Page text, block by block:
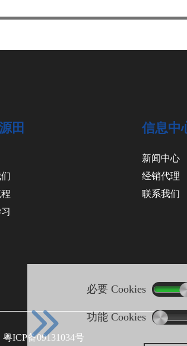
必要 Cookies
功能 Cookies
田 信息中
新闻中心
经销代理
联系我们
粤ICP备09131034号